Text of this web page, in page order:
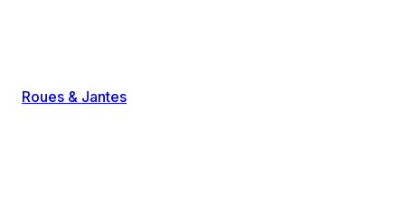
Roues & Jantes